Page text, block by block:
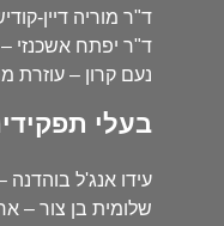
ד"ר מוריה דיין-
ד"ר יפתח אשכנזי
נעם קרון – עוזרת
בעלי
עידו אנג'ל
שלומית בן צור –